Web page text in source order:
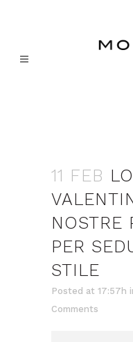
11 FEB
NOSTRE
PER
STILE
Posted at 17:57h
Comments